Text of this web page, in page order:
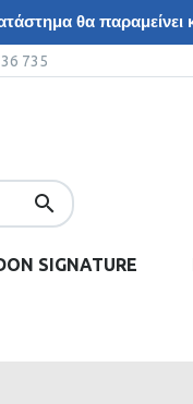
θα παραμείνει
735
SIGNATURE